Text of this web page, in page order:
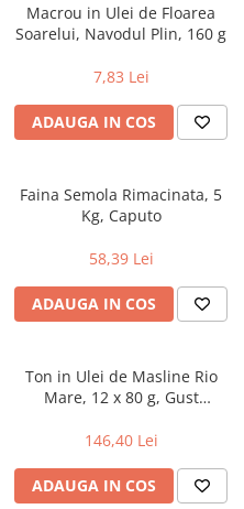
Macrou in Ulei de Floarea
Soarelui, Navodul Plin, 160 g
7,83 Lei
ADAUGA IN COS
Faina Semola Rimacinata, 5
Kg, Caputo
58,39 Lei
ADAUGA IN COS
Ton in Ulei de Masline Rio
Mare, 12 x 80 g, Gust
Superioara
146,40 Lei
ADAUGA IN COS